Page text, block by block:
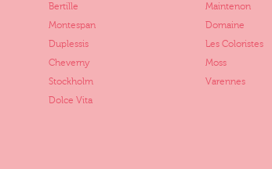
Bertille
Maintenon
Montespan
Domaine
Duplessis
Les Coloristes
Cheverny
Moss
Stockholm
Varennes
Dolce Vita